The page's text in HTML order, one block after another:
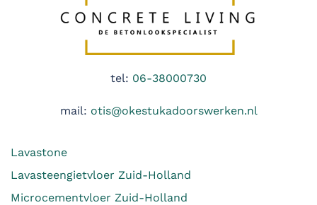
tel: 06-38000730
mail: otis@okestukadoorswerken.nl
Lavastone
Lavasteengietvloer Zuid-Holland
Microcementvloer Zuid-Holland